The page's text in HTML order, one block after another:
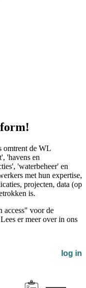
omtrent de WL
'havens en
'waterbeheer' en
met hun expertise,
projecten, data (op
is.
access" voor de
er meer over in ons
log in